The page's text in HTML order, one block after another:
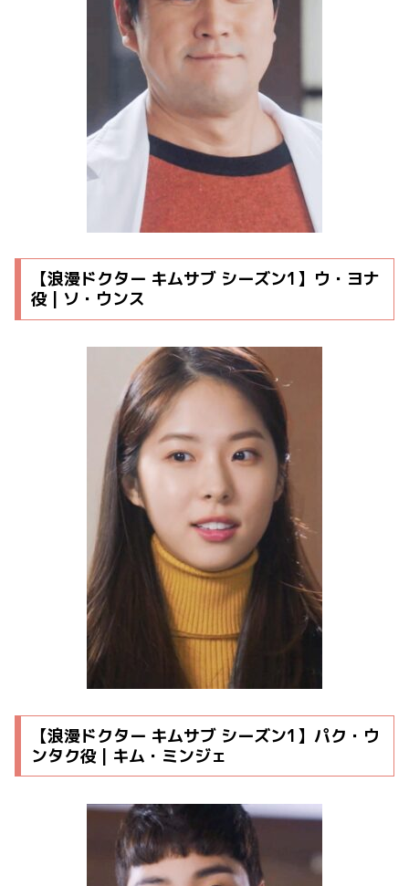
【浪漫ドクター キムサブ シーズン1】ウ・ヨナ
役 | ソ・ウンス
【浪漫ドクター キムサブ シーズン1】パク・ウ
ンタク役 | キム・ミンジェ